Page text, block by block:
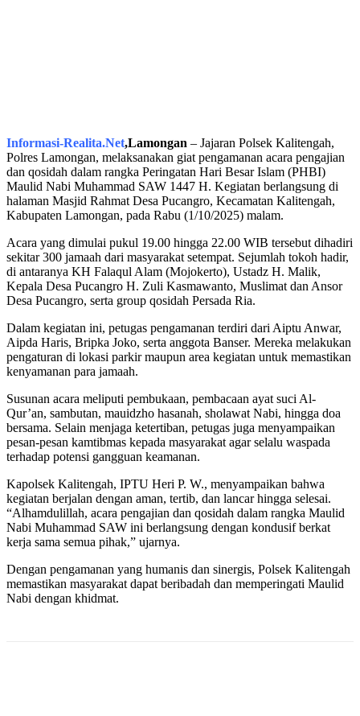
Informasi-Realita.Net,Lamongan – Jajaran Polsek Kalitengah,
Polres Lamongan, melaksanakan giat pengamanan acara pengajian
dan qosidah dalam rangka Peringatan Hari Besar Islam (PHBI)
Maulid Nabi Muhammad SAW 1447 H. Kegiatan berlangsung di
halaman Masjid Rahmat Desa Pucangro, Kecamatan Kalitengah,
Kabupaten Lamongan, pada Rabu (1/10/2025) malam.
Acara yang dimulai pukul 19.00 hingga 22.00 WIB tersebut dihadiri
sekitar 300 jamaah dari masyarakat setempat. Sejumlah tokoh hadir,
di antaranya KH Falaqul Alam (Mojokerto), Ustadz H. Malik,
Kepala Desa Pucangro H. Zuli Kasmawanto, Muslimat dan Ansor
Desa Pucangro, serta group qosidah Persada Ria.
Dalam kegiatan ini, petugas pengamanan terdiri dari Aiptu Anwar,
Aipda Haris, Bripka Joko, serta anggota Banser. Mereka melakukan
pengaturan di lokasi parkir maupun area kegiatan untuk memastikan
kenyamanan para jamaah.
Susunan acara meliputi pembukaan, pembacaan ayat suci Al-
Qur’an, sambutan, mauidzho hasanah, sholawat Nabi, hingga doa
bersama. Selain menjaga ketertiban, petugas juga menyampaikan
pesan-pesan kamtibmas kepada masyarakat agar selalu waspada
terhadap potensi gangguan keamanan.
Kapolsek Kalitengah, IPTU Heri P. W., menyampaikan bahwa
kegiatan berjalan dengan aman, tertib, dan lancar hingga selesai.
“Alhamdulillah, acara pengajian dan qosidah dalam rangka Maulid
Nabi Muhammad SAW ini berlangsung dengan kondusif berkat
kerja sama semua pihak,” ujarnya.
Dengan pengamanan yang humanis dan sinergis, Polsek Kalitengah
memastikan masyarakat dapat beribadah dan memperingati Maulid
Nabi dengan khidmat.